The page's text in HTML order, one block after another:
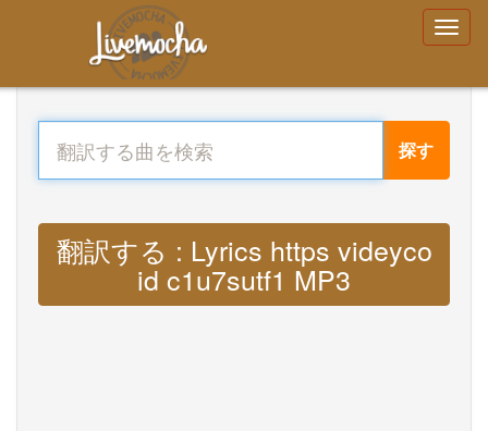
探す
翻訳する : Lyrics https videyco
id c1u7sutf1 MP3